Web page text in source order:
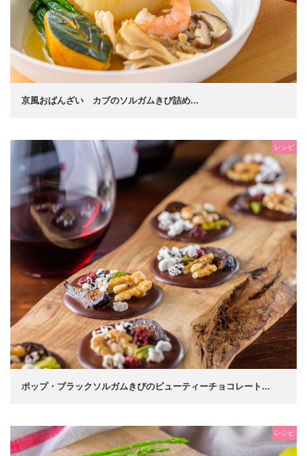
京風おばんざい カブのソルガムきび詰め...
レシピ
ポップ・ブラックソルガムきびのビューティーチョコレート...
レシピ